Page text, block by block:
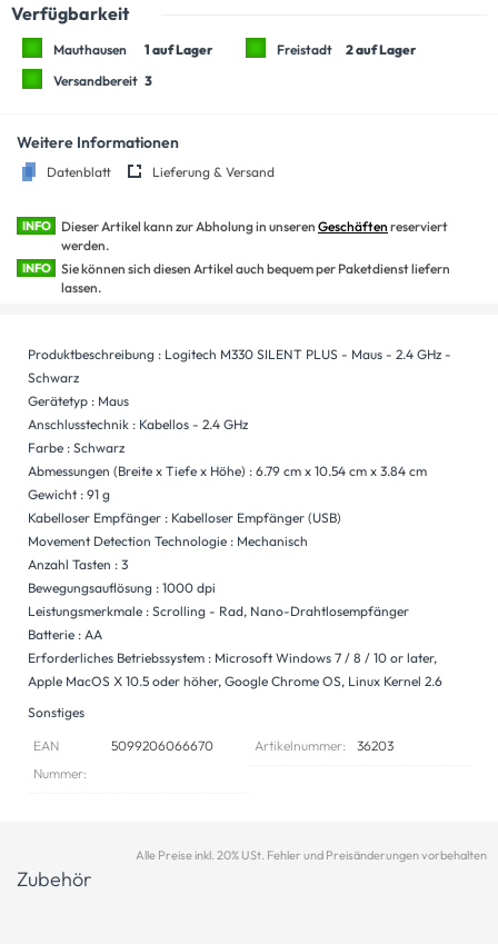
Weitere Informationen
Datenblatt Lieferung & Versand
INFO Dieser Artikel kann zur Abholung in unseren Geschäften reserviert
werden.
INFO
Sie können sich diesen Artikel auch bequem per Paketdienst liefern
lassen.
Verfügbarkeit
Mauthausen 1 auf Lager Freistadt
2 auf Lager
Versandbereit 3
Produktbeschreibung : Logitech M330 SILENT PLUS - Maus - 2.4 GHz -
Schwarz
Gerätetyp : Maus
Anschlusstechnik : Kabellos - 2.4 GHz
Farbe : Schwarz
Abmessungen (Breite x Tiefe x Höhe) : 6.79 cm x 10.54 cm x 3.84 cm
Gewicht : 91 g
Kabelloser Empfänger : Kabelloser Empfänger (USB)
Movement Detection Technologie : Mechanisch
Anzahl Tasten : 3
Bewegungsauflösung : 1000 dpi
Leistungsmerkmale : Scrolling - Rad, Nano-Drahtlosempfänger
Batterie : AA
Erforderliches Betriebssystem : Microsoft Windows 7 / 8 / 10 or later,
Apple MacOS X 10.5 oder höher, Google Chrome OS, Linux Kernel 2.6
Sonstiges
EAN
Nummer:
5099206066670 Artikelnummer: 36203
Alle Preise inkl. 20% USt. Fehler und Preisänderungen vorbehalten
Zubehör